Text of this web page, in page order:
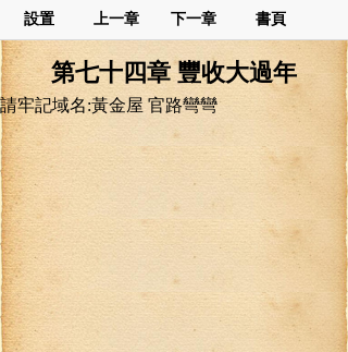
設置 上一章 下一章 書頁
第七十四章 豐收大過年
請牢記域名:黃金屋 官路彎彎